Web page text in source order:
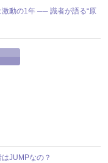
動の1年 ── 識者が語る“原
JUMPなの？